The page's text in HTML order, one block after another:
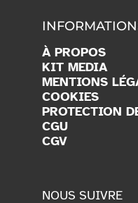
À PROPOS
KIT MEDIA
MENTIONS
COOKIES
PROTECTION
CGU
CGV
NOUS SUIVRE